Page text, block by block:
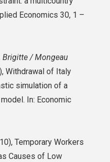
Economics 30, 1 –
Brigitte / Mongeau
Withdrawal of Italy
simulation of a
In: Economic
Temporary Workers
Causes of Low